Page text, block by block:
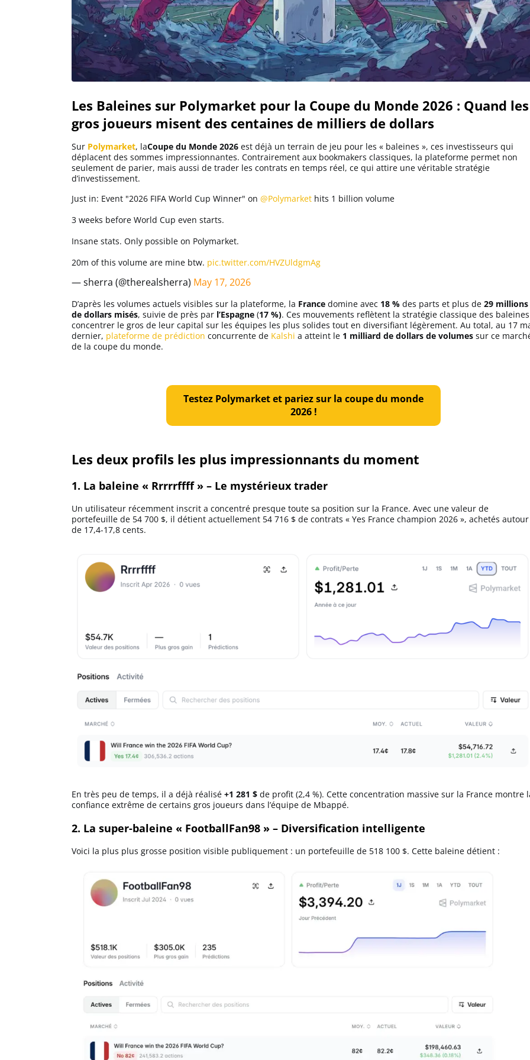
Solana (SOL)
Ripple (XRP)
Dogecoin (DOGE)
Trading
Meilleur Broker
Apprendre
Indicateurs techniques
Les Baleines sur Polymarket pour la Coupe du Monde 2026 : Quand les
gros joueurs misent des centaines de milliers de dollars
Sur Polymarket, laCoupe du Monde 2026 est déjà un terrain de jeu pour les « baleines », ces investisseurs qui
déplacent des sommes impressionnantes. Contrairement aux bookmakers classiques, la plateforme permet non
seulement de parier, mais aussi de trader les contrats en temps réel, ce qui attire une véritable stratégie
d’investissement.
Just in: Event "2026 FIFA World Cup Winner" on @Polymarket hits 1 billion volume
3 weeks before World Cup even starts.
Insane stats. Only possible on Polymarket.
20m of this volume are mine btw. pic.twitter.com/HVZUldgmAg
— sherra (@therealsherra) May 17, 2026
D’après les volumes actuels visibles sur la plateforme, la France domine avec 18 % des parts et plus de 29 millions
de dollars misés, suivie de près par l’Espagne (17 %). Ces mouvements reflètent la stratégie classique des
concentrer le gros de leur capital sur les équipes les plus solides tout en diversifiant légèrement. Au total, au 17
dernier, plateforme de prédiction concurrente de Kalshi a atteint le 1 milliard de dollars de volumes sur ce
de la coupe du monde.
Testez Polymarket et pariez sur la coupe du monde
2026 !
Les deux profils les plus impressionnants du moment
1. La baleine « Rrrrrffff » – Le mystérieux trader
Un utilisateur récemment inscrit a concentré presque toute sa position sur la France. Avec une valeur de
portefeuille de 54 700 $, il détient actuellement 54 716 $ de contrats « Yes France champion 2026 », achetés autour
de 17,4-17,8 cents.
En très peu de temps, il a déjà réalisé +1 281 $ de profit (2,4 %). Cette concentration massive sur la France montre
confiance extrême de certains gros joueurs dans l’équipe de Mbappé.
2. La super-baleine « FootballFan98 » – Diversification intelligente
Voici la plus plus grosse position visible publiquement : un portefeuille de 518 100 $. Cette baleine détient :